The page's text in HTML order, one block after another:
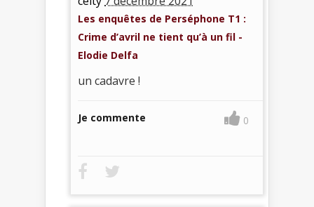
Les enquêtes de Perséphone T1 :
Crime d’avril ne tient qu’à un fil -
Elodie Delfa
un cadavre !
Je commente 0